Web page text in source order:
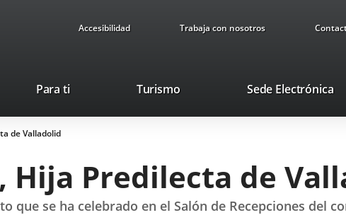
Accesibilidad Trabaja con nosotros
Para ti TurismoEste
se
ventana
nueva.
Sede Electrónica
de Valladolid
Hija Predilecta de
que se ha celebrado en el Salón de Recepciones del